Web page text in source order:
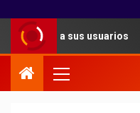
para sus usuarios